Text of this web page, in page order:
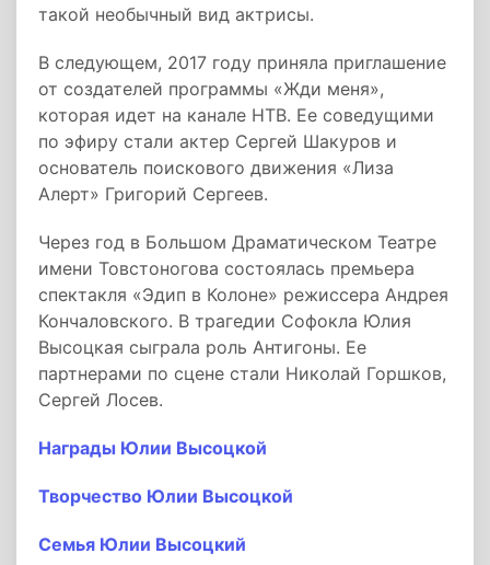
такой необычный вид актрисы.
В следующем, 2017 году приняла приглашение
от создателей программы «Жди меня»,
которая идет на канале НТВ. Ее соведущими
по эфиру стали актер Сергей Шакуров и
основатель поискового движения «Лиза
Алерт» Григорий Сергеев.
Через год в Большом Драматическом Театре
имени Товстоногова состоялась премьера
спектакля «Эдип в Колоне» режиссера Андрея
Кончаловского. В трагедии Софокла Юлия
Высоцкая сыграла роль Антигоны. Ее
партнерами по сцене стали Николай Горшков,
Сергей Лосев.
Награды Юлии Высоцкой
Творчество Юлии Высоцкой
Семья Юлии Высоцкий